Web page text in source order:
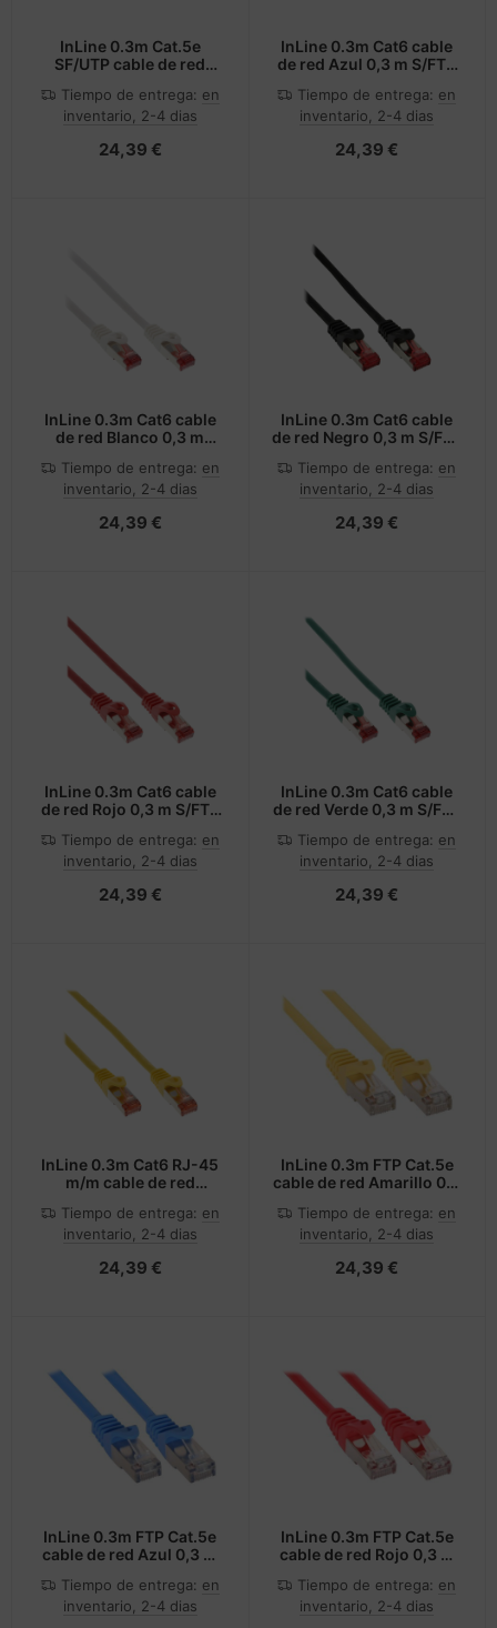
InLine 0.3m Cat.5e
SF/UTP cable de red
SF/UTP (S-FTP)
Tiempo de entrega: en
inventario, 2-4 dias
24,39 €
InLine 0.3m Cat6 cable
de red Azul 0,3 m S/FTP
Tiempo de entrega: en
inventario, 2-4 dias
24,39 €
InLine 0.3m Cat6 cable
de red Blanco 0,3 m
Tiempo de entrega: en
inventario, 2-4 dias
24,39 €
InLine 0.3m Cat6 cable
de red Negro 0,3 m S/FTP
Tiempo de entrega: en
inventario, 2-4 dias
24,39 €
InLine 0.3m Cat6 cable
de red Rojo 0,3 m S/FTP
Tiempo de entrega: en
inventario, 2-4 dias
24,39 €
InLine 0.3m Cat6 cable
de red Verde 0,3 m S/FTP
Tiempo de entrega: en
inventario, 2-4 dias
24,39 €
InLine 0.3m Cat6 RJ-45
m/m cable de red
STP)
Tiempo de entrega: en
inventario, 2-4 dias
24,39 €
InLine 0.3m FTP Cat.5e
cable de red Amarillo 0,3
Tiempo de entrega: en
inventario, 2-4 dias
24,39 €
InLine 0.3m FTP Cat.5e
cable de red Azul 0,3 m
Tiempo de entrega: en
inventario, 2-4 dias
InLine 0.3m FTP Cat.5e
cable de red Rojo 0,3 m
Tiempo de entrega: en
inventario, 2-4 dias